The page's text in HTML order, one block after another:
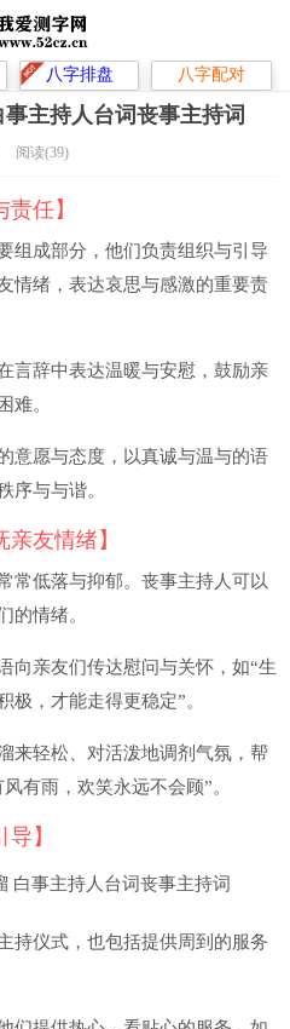
八字排盘 八字配对
主持人台词丧事主持词
阅读(39)
任】
组成部分，他们负责组织与引导
情绪，表达哀思与感激的重要责
言辞中表达温暖与安慰，鼓励亲
难。
意愿与态度，以真诚与温与的语
序与与谐。
亲友情绪】
常低落与抑郁。丧事主持人可以
的情绪。
向亲友们传达慰问与关怀，如“生
极，才能走得更稳定”。
来轻松、对活泼地调剂气氛，帮
有雨，欢笑永远不会顾”。
】
持仪式，也包括提供周到的服务